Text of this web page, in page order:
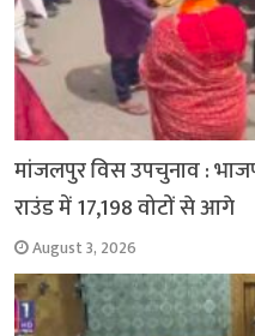
मांजलपुर विस उपचुनाव :
राउंड में 17,198 वोटों से आगे
August 3, 2026